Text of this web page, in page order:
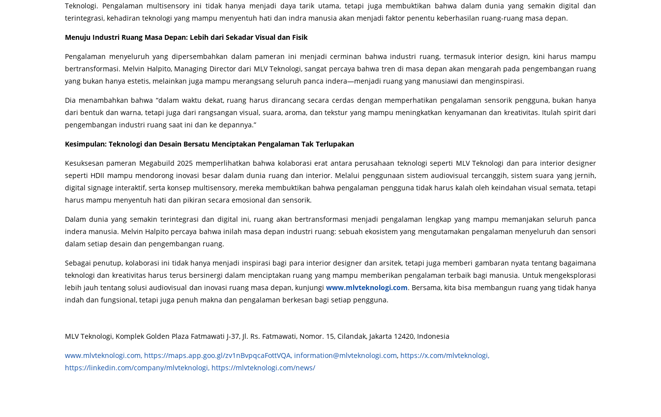
Teknologi. Pengalaman multisensory ini tidak hanya menjadi daya tarik utama, tetapi juga membuktikan bahwa dalam dunia yang semakin digital dan
terintegrasi, kehadiran teknologi yang mampu menyentuh hati dan indra manusia akan menjadi faktor penentu keberhasilan ruang-ruang masa depan.
Menuju Industri Ruang Masa Depan: Lebih dari Sekadar Visual dan Fisik
Pengalaman menyeluruh yang dipersembahkan dalam pameran ini menjadi cerminan bahwa industri ruang, termasuk interior design, kini harus mampu
bertransformasi. Melvin Halpito, Managing Director dari MLV Teknologi, sangat percaya bahwa tren di masa depan akan mengarah pada pengembangan ruang
yang bukan hanya estetis, melainkan juga mampu merangsang seluruh panca indera—menjadi ruang yang manusiawi dan menginspirasi.
Dia menambahkan bahwa “dalam waktu dekat, ruang harus dirancang secara cerdas dengan memperhatikan pengalaman sensorik pengguna, bukan hanya
dari bentuk dan warna, tetapi juga dari rangsangan visual, suara, aroma, dan tekstur yang mampu meningkatkan kenyamanan dan kreativitas. Itulah spirit dari
pengembangan industri ruang saat ini dan ke depannya.”
Kesimpulan: Teknologi dan Desain Bersatu Menciptakan Pengalaman Tak Terlupakan
Kesuksesan pameran Megabuild 2025 memperlihatkan bahwa kolaborasi erat antara perusahaan teknologi seperti MLV Teknologi dan para interior designer
seperti HDII mampu mendorong inovasi besar dalam dunia ruang dan interior. Melalui penggunaan sistem audiovisual tercanggih, sistem suara yang jernih,
digital signage interaktif, serta konsep multisensory, mereka membuktikan bahwa pengalaman pengguna tidak harus kalah oleh keindahan visual semata, tetapi
harus mampu menyentuh hati dan pikiran secara emosional dan sensorik.
Dalam dunia yang semakin terintegrasi dan digital ini, ruang akan bertransformasi menjadi pengalaman lengkap yang mampu memanjakan seluruh panca
indera manusia. Melvin Halpito percaya bahwa inilah masa depan industri ruang: sebuah ekosistem yang mengutamakan pengalaman menyeluruh dan sensori
dalam setiap desain dan pengembangan ruang.
Sebagai penutup, kolaborasi ini tidak hanya menjadi inspirasi bagi para interior designer dan arsitek, tetapi juga memberi gambaran nyata tentang bagaimana
teknologi dan kreativitas harus terus bersinergi dalam menciptakan ruang yang mampu memberikan pengalaman terbaik bagi manusia. Untuk mengeksplorasi
lebih jauh tentang solusi audiovisual dan inovasi ruang masa depan, kunjungiwww.mlvteknologi.com. Bersama, kita bisa membangun ruang yang tidak hanya
indah dan fungsional, tetapi juga penuh makna dan pengalaman berkesan bagi setiap pengguna.
MLV Teknologi, Komplek Golden Plaza Fatmawati J-37, Jl. Rs. Fatmawati, Nomor. 15, Cilandak, Jakarta 12420, Indonesia
www.mlvteknologi.com, https://maps.app.goo.gl/zv1nBvpqcaFottVQA, information@mlvteknologi.com, https://x.com/mlvteknologi,
https://linkedin.com/company/mlvteknologi, https://mlvteknologi.com/news/